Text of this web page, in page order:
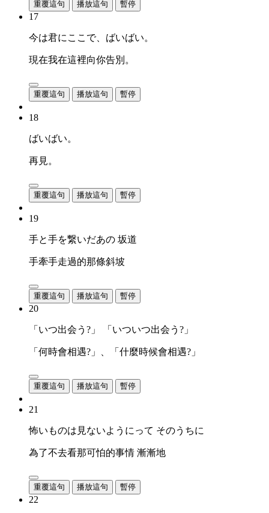
重覆這句 播放這句 暫停
17
今は君にここで、ばいばい。
現在我在這裡向你告別。
重覆這句 播放這句 暫停
18
ばいばい。
再見。
重覆這句 播放這句 暫停
19
手と手を繋いだあの 坂道
手牽手走過的那條斜坡
重覆這句 播放這句 暫停
20
「いつ出会う?」 「いついつ出会う?」
「何時會相遇?」、「什麼時候會相遇?」
重覆這句 播放這句 暫停
21
怖いものは見ないようにって そのうちに
為了不去看那可怕的事情 漸漸地
重覆這句 播放這句 暫停
22